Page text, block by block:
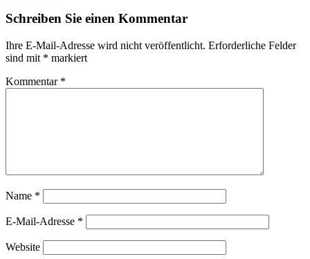
Schreiben Sie einen Kommentar
Ihre E-Mail-Adresse wird nicht veröffentlicht. Erforderliche Felder
sind mit * markiert
Kommentar *
Name *
E-Mail-Adresse *
Website